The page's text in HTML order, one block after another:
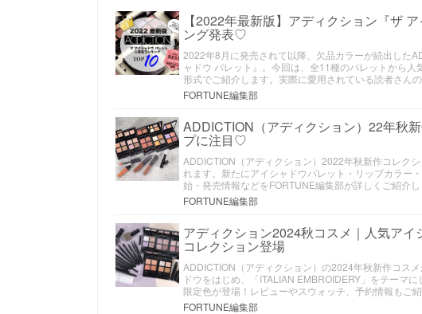
【2022年最新版】アディクション『ザ
ング発表♡
2022年8月に発売されて以降、欠品カラーが続出した
ャドウ パレット』。今回は、全11種のパレットから
形式でご紹介します。実際に愛用されている読者さん
FORTUNE編集部
ADDICTION（アディクション）22年秋
プに注目♡
ADDICTION（アディクション）2022年秋新作コレク
れます。新たにアイシャドウパレット・リップカラー
始・発売情報などをFORTUNE編集部が詳しくご紹介し
FORTUNE編集部
アディクション2024秋コスメ｜人気アイ
コレクション登場
ADDICTION（アディクション）の2024年秋新作コス
ドウをはじめ、「ITALIAN EMBROIDERY」をテーマ
限定色が登場！レビューやスウォッチ、予約情報もご紹
FORTUNE編集部